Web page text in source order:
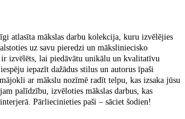
atlasīta mākslas darbu kolekcija, kuru izvēlējies
uz savu pieredzi un māksliniecisko
ir izvēlēts, lai piedāvātu unikālu un kvalitatīvu
iepazīt dažādus stilus un autorus īpaši
ar mākslu nozīmē radīt telpu, kas izsaka jūsu
palīdzību, izvēloties mākslas darbus, kas
Pārliecinieties paši – sāciet šodien!